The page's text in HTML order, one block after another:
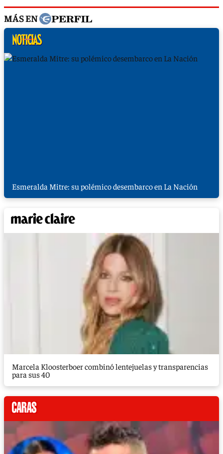
MÁS EN
Esmeralda Mitre: su polémico desembarco en La Nación
Marcela Kloosterboer combinó lentejuelas y transparencias
para sus 40